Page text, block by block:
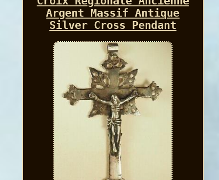
Argent Massif Antique
Silver Cross Pendant